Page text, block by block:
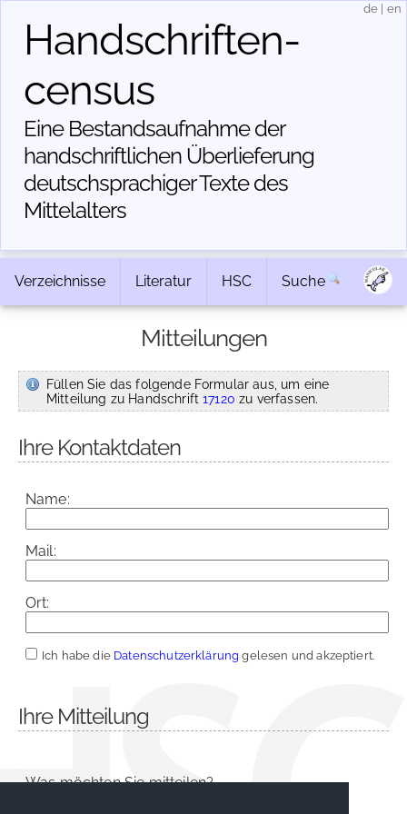
Handschriften­
census
Eine Bestandsaufnahme der
handschriftlichen Über­lieferung
deutschsprachiger Texte des
Mittelalters
de en
Verzeichnisse Literatur HSC Suche
Mitteilungen
Füllen Sie das folgende Formular aus, um eine
Mitteilung zu Handschrift17120 zu verfassen.
Ihre Kontaktdaten
Name:
Mail:
Ort:
Ich habe die Datenschutzerklärung gelesen und akzeptiert.
Ihre Mitteilung
Was möchten Sie mitteilen?